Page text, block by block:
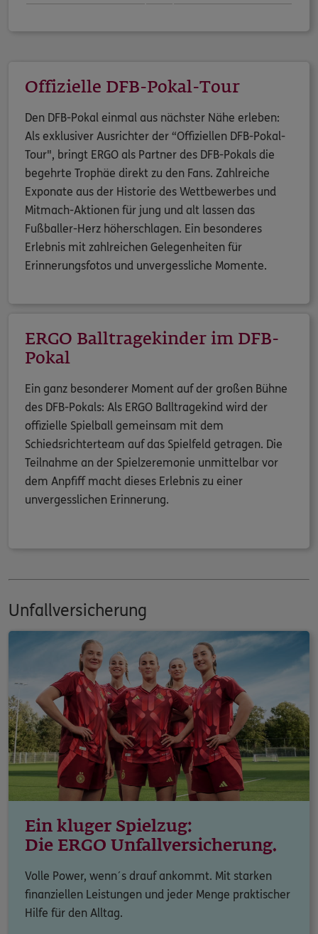
Offizielle DFB-Pokal-Tour
Den DFB-Pokal einmal aus nächster Nähe erleben:
Als exklusiver Ausrichter der “Offiziellen DFB-Pokal-
Tour", bringt ERGO als Partner des DFB-Pokals die
begehrte Trophäe direkt zu den Fans. Zahlreiche
Exponate aus der Historie des Wettbewerbes und
Mitmach-Aktionen für jung und alt lassen das
Fußballer-Herz höherschlagen. Ein besonderes
Erlebnis mit zahlreichen Gelegenheiten für
Erinnerungsfotos und unvergessliche Momente.
ERGO Balltragekinder im DFB-
Pokal
Ein ganz besonderer Moment auf der großen Bühne
des DFB-Pokals: Als ERGO Balltragekind wird der
offizielle Spielball gemeinsam mit dem
Schiedsrichterteam auf das Spielfeld getragen. Die
Teilnahme an der Spielzeremonie unmittelbar vor
dem Anpfiff macht dieses Erlebnis zu einer
unvergesslichen Erinnerung.
Unfallversicherung
Ein kluger Spielzug:
Die ERGO Unfallversicherung.
Volle Power, wenn´s drauf ankommt. Mit starken
finanziellen Leistungen und jeder Menge praktischer
Hilfe für den Alltag.